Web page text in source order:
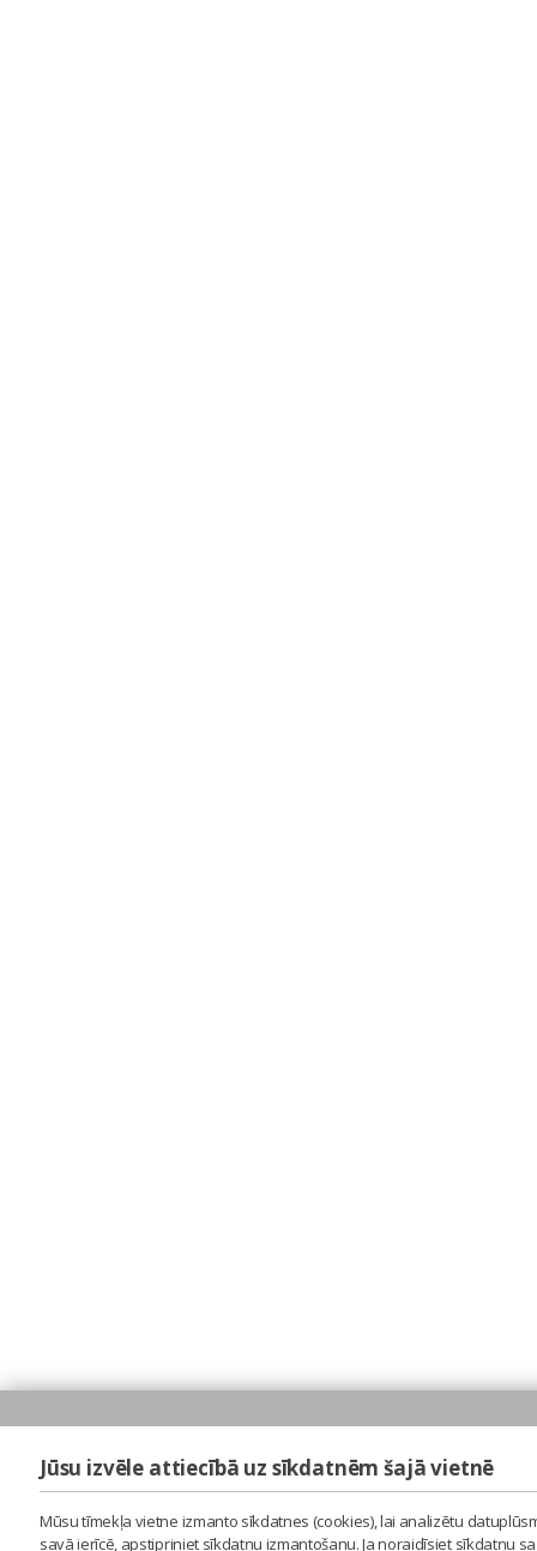
Jūsu izvēle attiecībā uz sīkdatnēm šajā vietnē
Mūsu tīmekļa vietne izmanto sīkdatnes (cookies), lai analizētu
savā ierīcē, apstipriniet sīkdatņu izmantošanu. Ja noraidīsiet sīkdatņu